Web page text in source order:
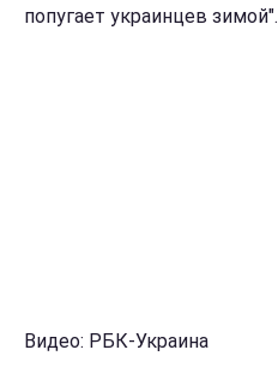
попугает украинцев зимой".
Видео: РБК-Украина